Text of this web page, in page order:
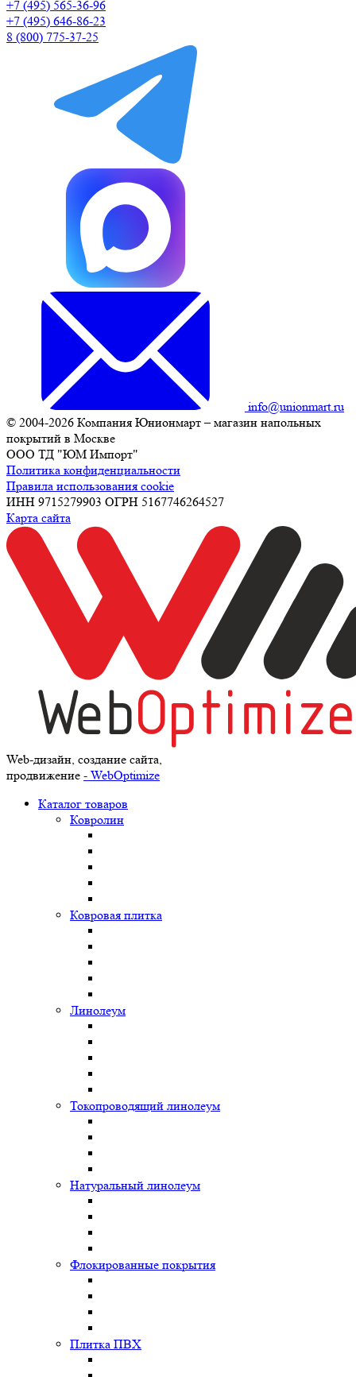
+7 (495) 565-36-96
+7 (495) 646-86-23
8 (800) 775-37-25
info@unionmart.ru
© 2004-2026 Компания Юнионмарт – магазин напольных
покрытий в Москве
ООО ТД "ЮМ Импорт"
Политика конфиденциальности
Правила использования cookie
ИНН 9715279903 ОГРН 5167746264527
Карта сайта
Web-дизайн, создание сайта,
продвижение - WebOptimize
Каталог товаров
Ковролин
Ковровая плитка
Линолеум
Токопроводящий линолеум
Натуральный линолеум
Флокированные покрытия
Плитка ПВХ